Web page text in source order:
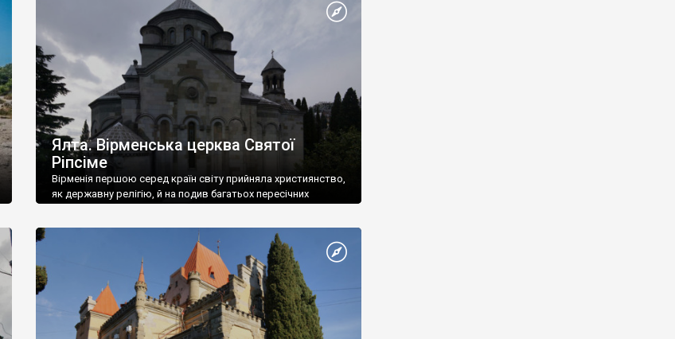
називаються «повстяками» (postaki)…” “Вино. Крим
виробляє відмінне вино і його вдосталь: воно все дуже
легке біле і дуже […]
Ялта. Вірменська церква Святої
Ріпсіме
Вірменія першою серед країн світу прийняла християнство,
як державну релігію, й на подив багатьох пересічних